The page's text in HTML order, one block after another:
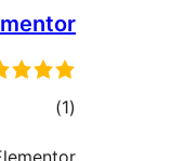
(1 דרוגים)